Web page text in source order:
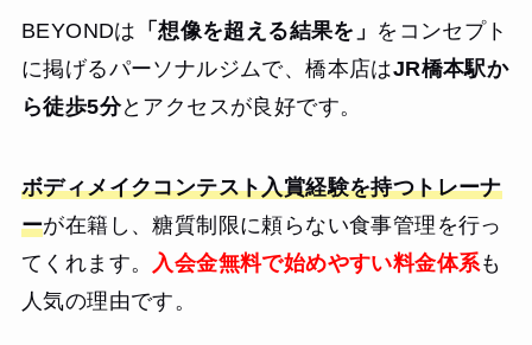
BEYONDは 「想像を超える結果を」 をコンセプト
に掲げるパーソナルジムで、橋本店はJR橋本駅か
ら徒歩5分とアクセスが良好です。
ボディメイクコンテスト入賞経験を持つトレーナ
ーが在籍し、糖質制限に頼らない食事管理を行っ
てくれます。 入会金無料で始めやすい料金体系も
人気の理由です。